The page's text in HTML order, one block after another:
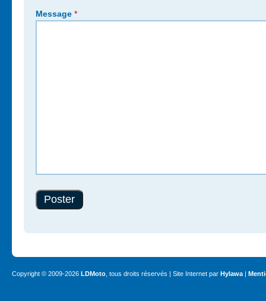
Message *
Copyright © 2009-2026 LDMoto , tous droits réservés | Site Internet par Hylawa |